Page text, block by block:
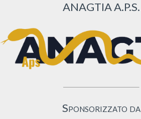
ANAGTIA A.P.S.
Sponsorizzato da